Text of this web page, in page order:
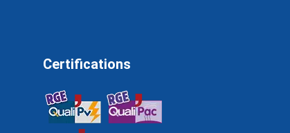
Certifications